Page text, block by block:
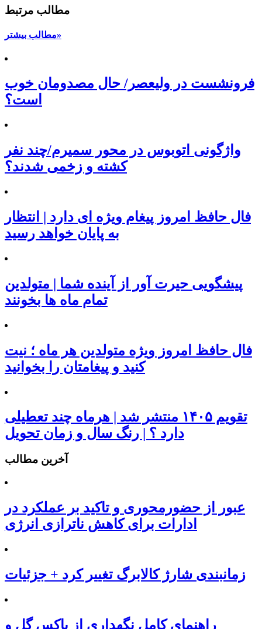
مطالب مرتبط
مطالب بیشتر»
فرونشست در ولیعصر/ حال مصدومان خوب
است؟
واژگونی اتوبوس در محور سمیرم/چند نفر
کشته و زخمی شدند؟
فال حافظ امروز پیغام ویژه ای دارد | انتظار
به پایان خواهد رسید
پیشگویی حیرت آور از آینده شما | متولدین
تمام ماه ها بخونند
فال حافظ امروز ویژه متولدین هر ماه ؛ نیت
کنید و پیغامتان را بخوانید
تقویم ۱۴۰۵ منتشر شد | هرماه چند تعطیلی
دارد ؟ | رنگ سال و زمان تحویل
آخرین مطالب
عبور از حضورمحوری و تاکید بر عملکرد در
ادارات برای کاهش ناترازی انرژی
زمانبندی شارژ کالابرگ تغییر کرد + جزئیات
راهنمای کامل نگهداری از باکس گل و